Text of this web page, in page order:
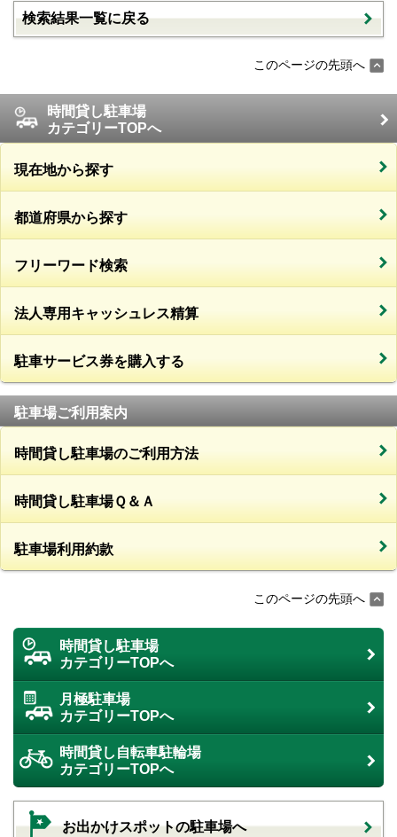
検索結果一覧に戻る
このページの先頭へ
時間貸し駐車場
カテゴリーTOPへ
現在地から探す
都道府県から探す
フリーワード検索
法人専用キャッシュレス精算
駐車サービス券を購入する
駐車場ご利用案内
時間貸し駐車場のご利用方法
時間貸し駐車場Ｑ＆Ａ
駐車場利用約款
このページの先頭へ
時間貸し駐車場
カテゴリーTOPへ
月極駐車場
カテゴリーTOPへ
時間貸し自転車駐輪場
カテゴリーTOPへ
お出かけスポットの駐車場へ